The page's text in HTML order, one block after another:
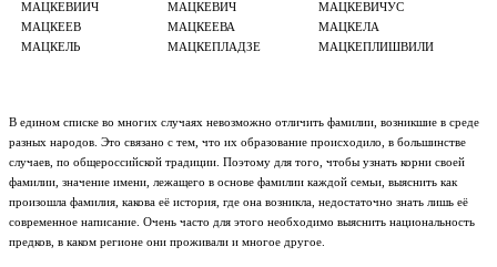
МАЦКЕВИИЧ
МАЦКЕВИЧ
МАЦКЕВИЧУС
МАЦКЕЕВ
МАЦКЕЕВА
МАЦКЕЛА
МАЦКЕЛЬ
МАЦКЕПЛАДЗЕ МАЦКЕПЛИШВИЛИ
В едином списке во многих случаях невозможно отличить фамилии, возникшие в среде
разных народов. Это связано с тем, что их образование происходило, в большинстве
случаев, по общероссийской традиции. Поэтому для того, чтобы узнать корни своей
фамилии, значение имени, лежащего в основе фамилии каждой семьи, выяснить как
произошла фамилия, какова её история, где она возникла, недостаточно знать лишь её
современное написание. Очень часто для этого необходимо выяснить национальность
предков, в каком регионе они проживали и многое другое.